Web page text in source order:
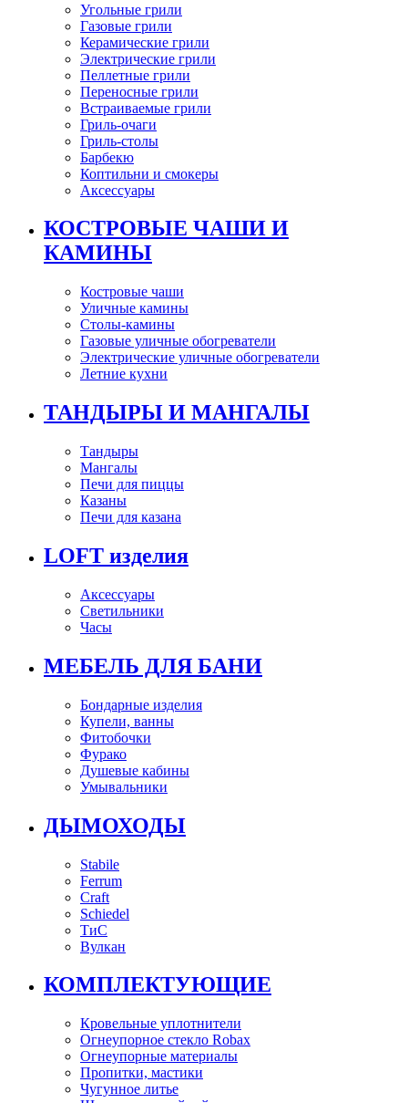
Угольные грили
Газовые грили
Керамические грили
Электрические грили
Пеллетные грили
Переносные грили
Встраиваемые грили
Гриль-очаги
Гриль-столы
Барбекю
Коптильни и смокеры
Аксессуары
КОСТРОВЫЕ ЧАШИ И
КАМИНЫ
Костровые чаши
Уличные камины
Столы-камины
Газовые уличные обогреватели
Электрические уличные обогреватели
Летние кухни
ТАНДЫРЫ И МАНГАЛЫ
Тандыры
Мангалы
Печи для пиццы
Казаны
Печи для казана
LOFT изделия
Аксессуары
Светильники
Часы
МЕБЕЛЬ ДЛЯ БАНИ
Бондарные изделия
Купели, ванны
Фитобочки
Фурако
Душевые кабины
Умывальники
ДЫМОХОДЫ
Stabile
Ferrum
Craft
Schiedel
ТиС
Вулкан
КОМПЛЕКТУЮЩИЕ
Кровельные уплотнители
Огнеупорное стекло Robax
Огнеупорные материалы
Пропитки, мастики
Чугунное литье